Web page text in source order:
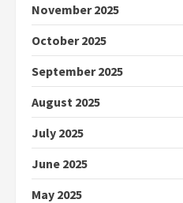
November 2025
October 2025
September 2025
August 2025
July 2025
June 2025
May 2025